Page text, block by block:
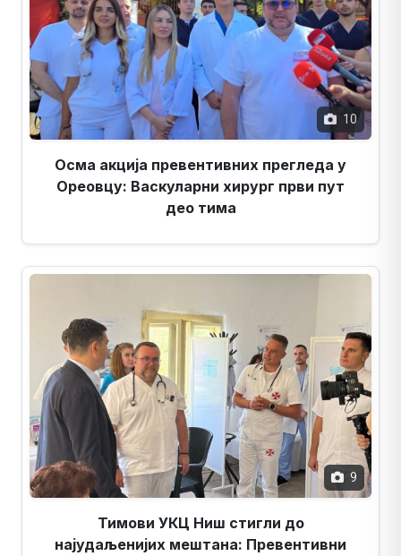
10
Осма акција превентивних прегледа у
Ореовцу: Васкуларни хирург први пут
део тима
9
Тимови УКЦ Ниш стигли до
најудаљенијих мештана: Превентивни